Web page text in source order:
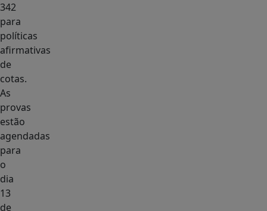
342
para
políticas
afirmativas
de
cotas.
As
provas
estão
agendadas
para
o
dia
13
de